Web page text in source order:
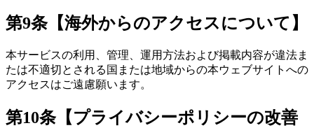
第9条【海外からのアクセスについて】
本サービスの利用、管理、運用方法および掲載内容が違法ま
たは不適切とされる国または地域からの本ウェブサイトへの
アクセスはご遠慮願います。
第10条【プライバシーポリシーの改善